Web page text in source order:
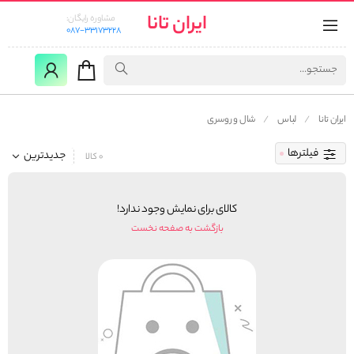
ایران تانا
مشاوره رایگان:
087-33173228
ایران تانا لباس شال و روسری
فیلترها جدیدترین 0 کالا
کالای برای نمایش وجود ندارد!
بازگشت به صفحه نخست